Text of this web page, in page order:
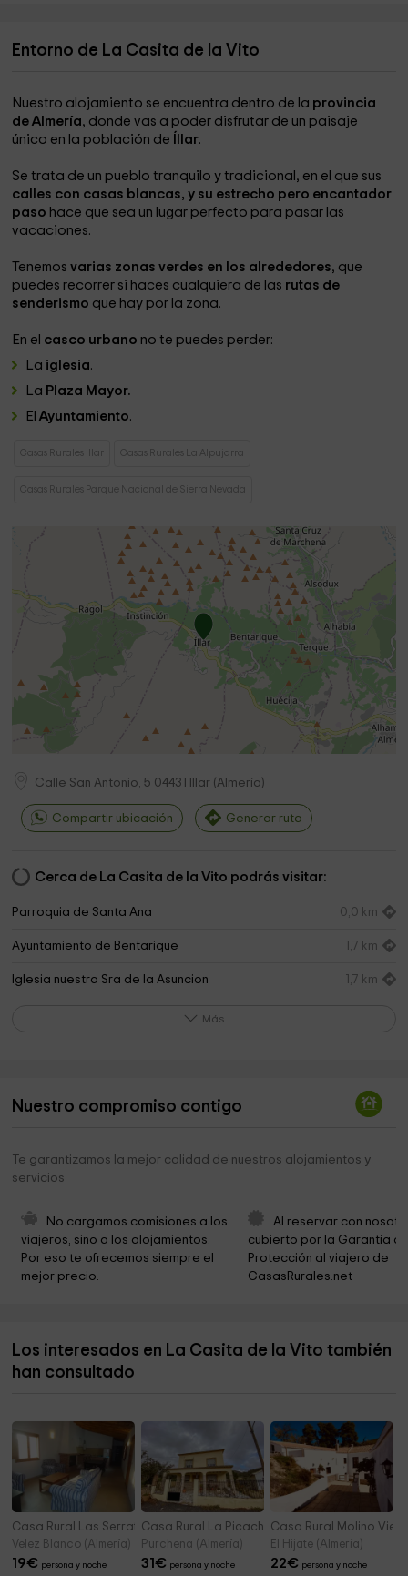
Entorno de La Casita de la Vito
Nuestro alojamiento se encuentra dentro de la provincia
de Almería, donde vas a poder disfrutar de un paisaje
único en la población de
Íllar.
Se trata de un pueblo tranquilo y tradicional, en el que sus
calles con casas blancas, y su estrecho pero encantador
paso hace que sea un lugar perfecto para pasar las
vacaciones.
Tenemosvarias zonas verdes en los alrededores, que
puedes recorrer si haces cualquiera de las rutas de
senderismo que hay por la zona.
En el casco urbano no te puedes perder:
La iglesia.
La Plaza Mayor.
ElAyuntamiento.
Casas Rurales Illar Casas Rurales La Alpujarra
Casas Rurales Parque Nacional de Sierra Nevada
Calle San Antonio, 5 04431 Illar (Almería)
Compartir ubicación Generar ruta
Cerca de La Casita de la Vito podrás visitar:
Parroquia de Santa Ana 0,0 km
Ayuntamiento de Bentarique 1,7 km
Iglesia nuestra Sra de la Asuncion 1,7 km
Ayuntamiento 2,1 km
Iglesia del Antiguo Convento de los Agustinos
Asociación de Amigos del Museo de Terque
Museo Provincial de la Uva del Barco
Museo Etnográfico de Terque 3,6 km
Ayuntamiento de Terque 3,7 km
Más
Nuestro compromiso contigo
Te garantizamos la mejor calidad de nuestros alojamientos y
servicios
No cargamos comisiones a los
viajeros, sino a los alojamientos.
Por eso te ofrecemos siempre el
mejor precio.
Al reservar con
cubierto por la Garantía
Protección al viajero de
CasasRurales.net
Los interesados en La Casita de la Vito también
han consultado
Casa Rural Las Serratas
Velez Blanco (Almería)
19€ persona y noche
Casa Rural La Picacha
Purchena (Almería)
31€ persona y noche
Casa Rural Molino
El Hijate (Almería)
22€ persona y noche